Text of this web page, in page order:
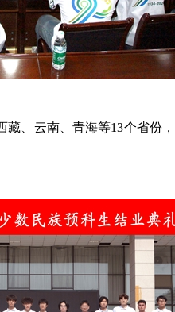
藏、云南、青海等13个省份